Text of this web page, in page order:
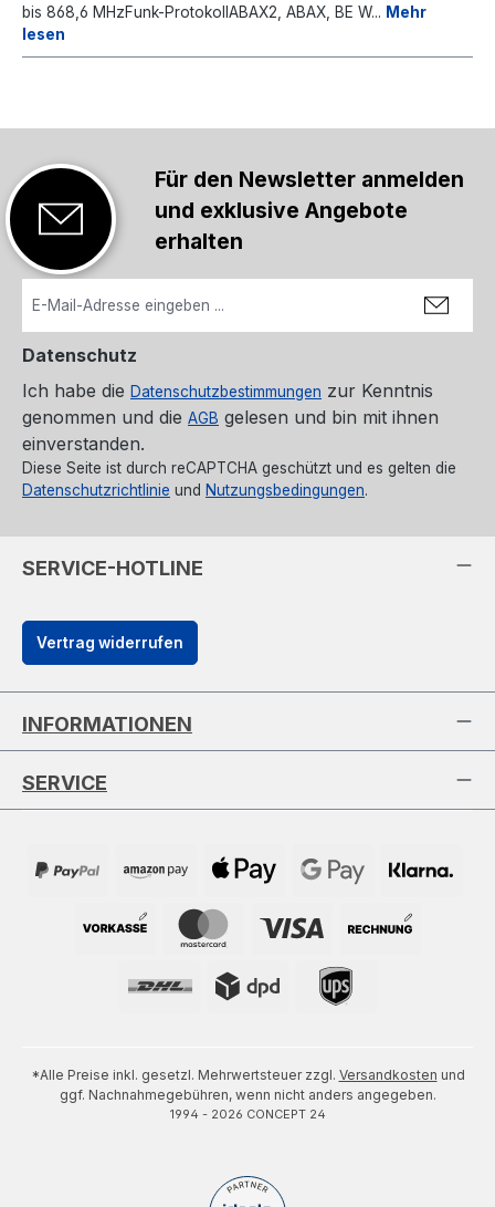
bis 868,6 MHzFunk-ProtokollABAX2, ABAX, BE W... Mehr
lesen
Für den Newsletter anmelden
und exklusive Angebote
erhalten
Datenschutz
Ich habe die Datenschutzbestimmungen zur Kenntnis
genommen und die AGB gelesen und bin mit ihnen
einverstanden.
Diese Seite ist durch reCAPTCHA geschützt und es gelten die
Datenschutzrichtlinie und Nutzungsbedingungen.
SERVICE-HOTLINE
Vertrag widerrufen
INFORMATIONEN
SERVICE
*Alle Preise inkl. gesetzl. Mehrwertsteuer zzgl. Versandkosten und
ggf. Nachnahmegebühren, wenn nicht anders angegeben.
1994 - 2026 CONCEPT 24